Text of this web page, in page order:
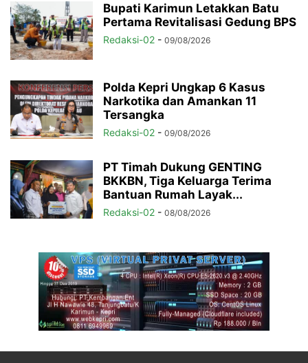
Bupati Karimun Letakkan Batu
Pertama Revitalisasi Gedung BPS
Redaksi-02 - 09/08/2026
Polda Kepri Ungkap 6 Kasus
Narkotika dan Amankan 11
Tersangka
Redaksi-02 - 09/08/2026
PT Timah Dukung GENTING
BKKBN, Tiga Keluarga Terima
Bantuan Rumah Layak...
Redaksi-02 - 08/08/2026